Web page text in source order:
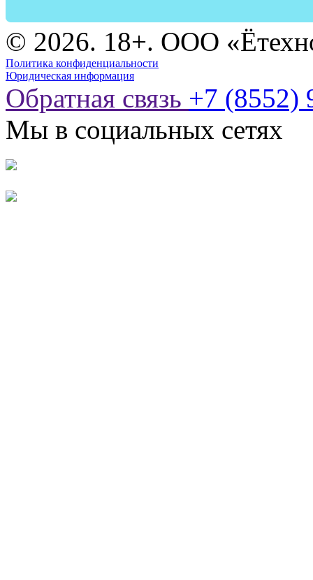
© 2026. 18+. ООО
Политика конфиденциальности
Юридическая информация
Обратная связь +7 (8552)
Мы в социальных сетях